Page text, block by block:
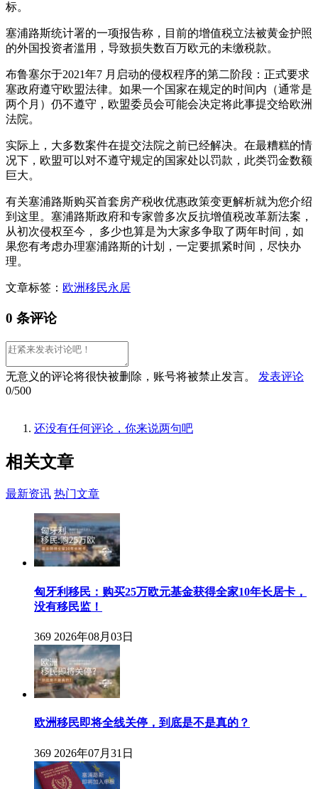
标。
塞浦路斯统计署的一项报告称，目前的增值税立法被黄金护照
的外国投资者滥用，导致损失数百万欧元的未缴税款。
布鲁塞尔于2021年7 月启动的侵权程序的第二阶段：正式要求
塞政府遵守欧盟法律。如果一个国家在规定的时间内（通常是
两个月）仍不遵守，欧盟委员会可能会决定将此事提交给欧洲
法院。
实际上，大多数案件在提交法院之前已经解决。在最糟糕的情
况下，欧盟可以对不遵守规定的国家处以罚款，此类罚金数额
巨大。
有关塞浦路斯购买首套房产税收优惠政策变更解析就为您介绍
到这里。塞浦路斯政府和专家曾多次反抗增值税改革新法案，
从初次侵权至今， 多少也算是为大家多争取了两年时间，如
果您有考虑办理塞浦路斯的计划，一定要抓紧时间，尽快办
理。
文章标签： 欧洲移民永居
0 条评论
无意义的评论将很快被删除，账号将被禁止发言。
发表评论
0/500
还没有任何评论，你来说两句吧
相关文章
最新资讯 热门文章
匈牙利移民：购买25万欧元基金获得全家10年长居卡，
没有移民监！
369 2026年08月03日
欧洲移民即将全线关停，到底是不是真的？
369 2026年07月31日